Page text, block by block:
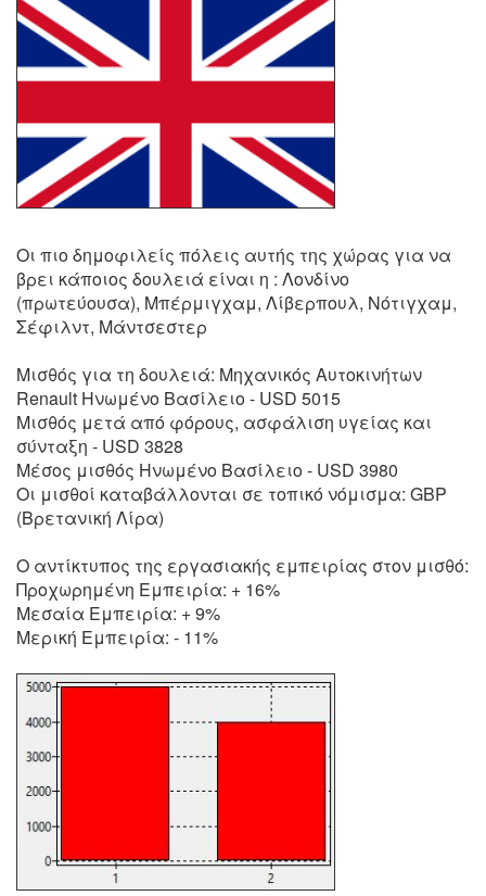
Οι πιο δημοφιλείς πόλεις αυτής της χώρας για να
βρει κάποιος δουλειά είναι η : Λονδίνο
(πρωτεύουσα), Μπέρμιγχαμ, Λίβερπουλ, Νότιγχαμ,
Σέφιλντ, Μάντσεστερ
Μισθός για τη δουλειά: Μηχανικός Αυτοκινήτων
Renault Ηνωμένο Βασίλειο - USD 5015
Μισθός μετά από φόρους, ασφάλιση υγείας και
σύνταξη - USD 3828
Μέσος μισθός Ηνωμένο Βασίλειο - USD 3980
Οι μισθοί καταβάλλονται σε τοπικό νόμισμα: GBP
(Βρετανική Λίρα)
Ο αντίκτυπος της εργασιακής εμπειρίας στον μισθό:
Προχωρημένη Εμπειρία: + 16%
Μεσαία Εμπειρία: + 9%
Μερική Εμπειρία: - 11%